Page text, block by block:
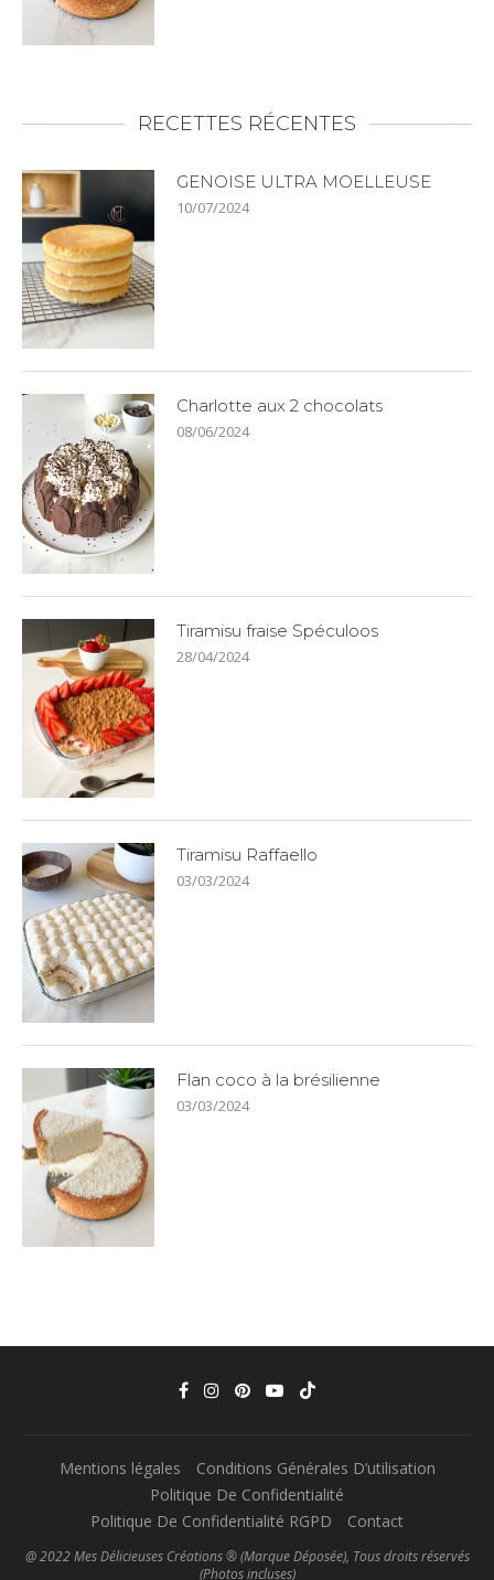
RECETTES RÉCENTES
GENOISE ULTRA MOELLEUSE
10/07/2024
Charlotte aux 2 chocolats
08/06/2024
Tiramisu fraise Spéculoos
28/04/2024
Tiramisu Raffaello
03/03/2024
Flan coco à la brésilienne
03/03/2024
Mentions légales
Conditions Générales D’utilisation
Politique De Confidentialité
Politique De Confidentialité RGPD
Contact
@ 2022 Mes Délicieuses Créations ® (Marque Déposée), Tous droits réservés
(Photos incluses)